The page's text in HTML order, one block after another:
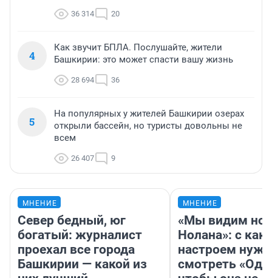
36 314 20
4
Как звучит БПЛА. Послушайте, жители
Башкирии: это может спасти вашу жизнь
28 694 36
5
На популярных у жителей Башкирии озерах
открыли бассейн, но туристы довольны не
всем
26 407 9
МНЕНИЕ
Север бедный, юг
богатый: журналист
проехал все города
Башкирии — какой из
МНЕНИЕ
«Мы видим
Нолана»: с
настроем
смотреть